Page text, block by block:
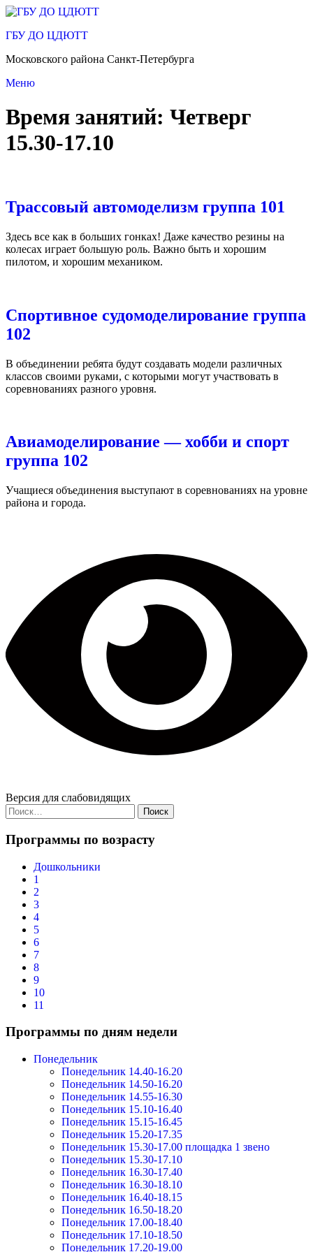
Перейти
содержимому
ГБУ ДО ЦДЮТТ
Московского района Санкт-Петербурга
Меню
Время занятий: Четверг
15.30-17.10
Трассовый автомоделизм группа 101
Здесь все как в больших гонках! Даже качество резины на
колесах играет большую роль. Важно быть и хорошим
пилотом, и хорошим механиком.
Спортивное судомоделирование группа
102
В объединении ребята будут создавать модели различных
классов своими руками, с которыми могут участвовать в
соревнованиях разного уровня.
Авиамоделирование — хобби и спорт
группа 102
Учащиеся объединения выступают в соревнованиях на уровне
района и города.
Версия для слабовидящих
Найти:
Программы по возрасту
Дошкольники
1
2
3
4
5
6
7
8
9
10
11
Программы по дням недели
Понедельник
Понедельник 14.40-16.20
Понедельник 14.50-16.20
Понедельник 14.55-16.30
Понедельник 15.10-16.40
Понедельник 15.15-16.45
Понедельник 15.20-17.35
Понедельник 15.30-17.00 площадка 1 звено
Понедельник 15.30-17.10
Понедельник 16.30-17.40
Понедельник 16.30-18.10
Понедельник 16.40-18.15
Понедельник 16.50-18.20
Понедельник 17.00-18.40
Понедельник 17.10-18.50
Понедельник 17.20-19.00